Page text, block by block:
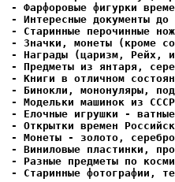
- Фарфоровые фигурки
- Интересные документы
- Елочные игрушки -
- Старинные фотографии,